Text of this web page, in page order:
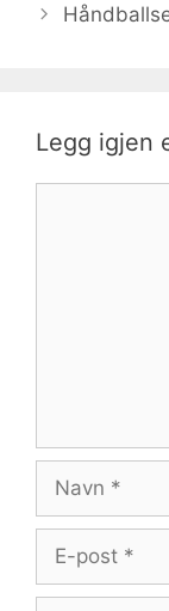
Legg igjen
post